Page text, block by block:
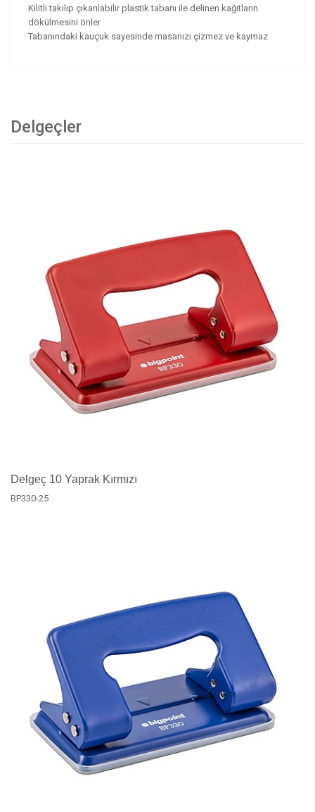
Kilitli takılıp çıkarılabilir plastik tabanı ile delinen kağıtların
dökülmesini önler
Tabanındaki kauçuk sayesinde masanızı çizmez ve kaymaz
Delgeçler
Delgeç 10 Yaprak Kırmızı
BP330-25